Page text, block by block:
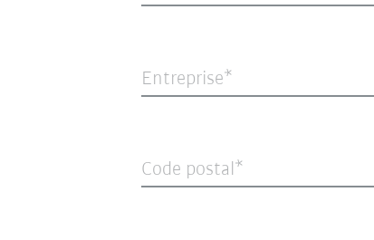
Entreprise
Code postal